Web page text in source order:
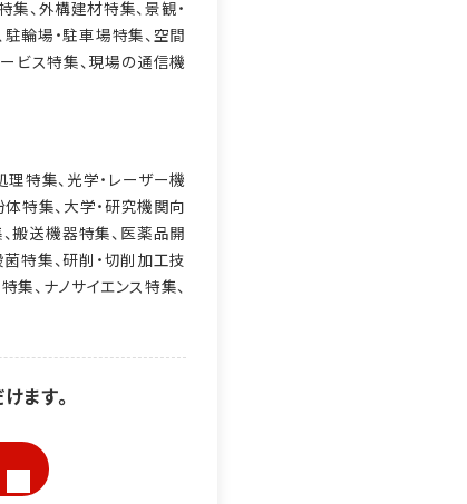
集、外構建材特集、景観・
駐輪場・駐車場特集、空間
ビス特集、現場の通信機
特集、光学・レーザー機
特集、大学・研究機関向
搬送機器特集、医薬品開
特集、研削・切削加工技
、ナノサイエンス特集、
ます。